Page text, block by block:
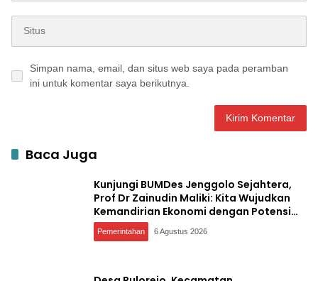
Simpan nama, email, dan situs web saya pada peramban
ini untuk komentar saya berikutnya.
Baca Juga
Kunjungi BUMDes Jenggolo Sejahtera,
Prof Dr Zainudin Maliki: Kita Wujudkan
Kemandirian Ekonomi dengan Potensi
Desa
Pemerintahan 6 Agustus 2026